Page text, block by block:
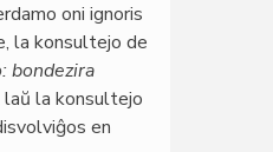
oni ignoris
la konsultejo de
bondezira
laŭ la konsultejo
en